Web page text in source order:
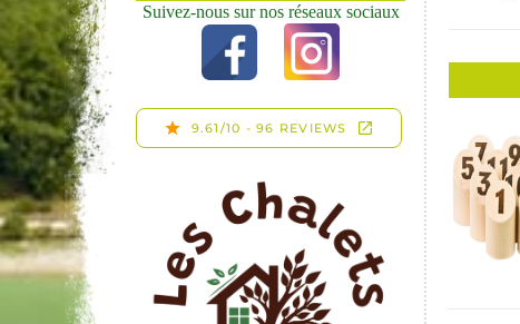
Suivez-nous sur nos réseaux sociaux